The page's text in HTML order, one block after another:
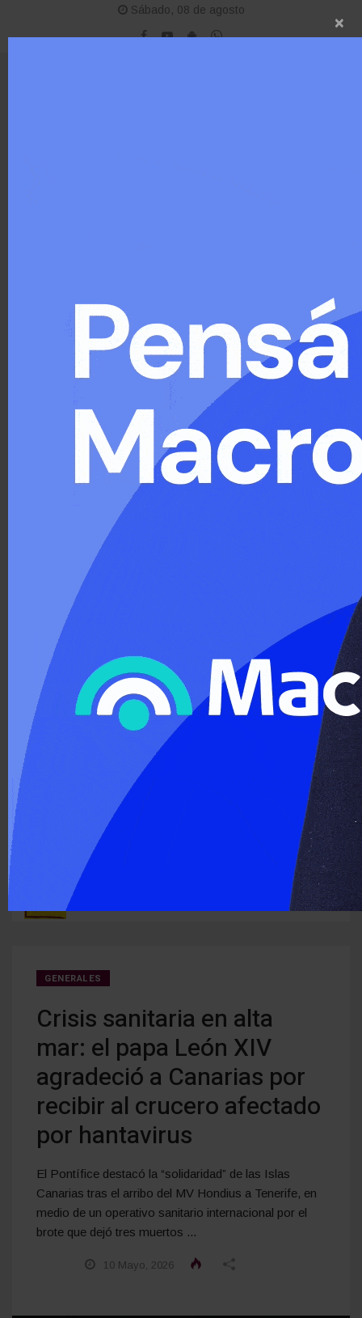
Sábado, 08 de agosto
ÚLTIMO MOMENTO :
Detectan cocaína oculta en carne que iba a ser entregada a
›
GENERALES
Crisis sanitaria en alta
mar: el papa León XIV
agradeció a Canarias por
recibir al crucero afectado
por hantavirus
El Pontífice destacó la “solidaridad” de las Islas
Canarias tras el arribo del MV Hondius a Tenerife, en
medio de un operativo sanitario internacional por el
brote que dejó tres muertos ...
10 Mayo, 2026
×